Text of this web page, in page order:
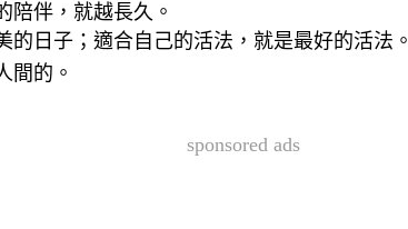
陪伴，就越長久。
的日子；適合自己的活法，就是最好的活法。
間的。
sponsored ads